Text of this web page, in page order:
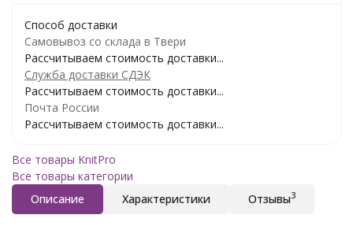
Способ доставки
Самовывоз со склада в Твери
Рассчитываем стоимость доставки...
Служба доставки СДЭК
Рассчитываем стоимость доставки...
Почта России
Рассчитываем стоимость доставки...
Все товары KnitPro
Все товары категории
Описание
Характеристики Отзывы3